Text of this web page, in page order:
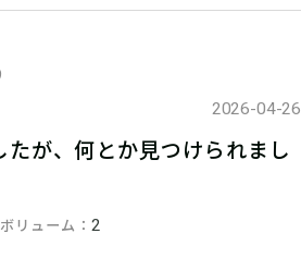
2026-04-26
が、何とか見つけられまし
ボリューム 2